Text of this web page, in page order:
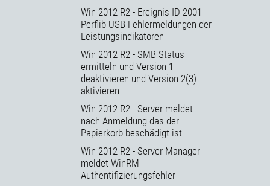
Win 2012 R2 - Ereignis ID 2001
Perflib USB Fehlermeldungen der
Leistungsindikatoren
Win 2012 R2 - SMB Status
ermitteln und Version 1
deaktivieren und Version 2(3)
aktivieren
Win 2012 R2 - Server meldet
nach Anmeldung das der
Papierkorb beschädigt ist
Win 2012 R2 - Server Manager
meldet WinRM
Authentifizierungsfehler